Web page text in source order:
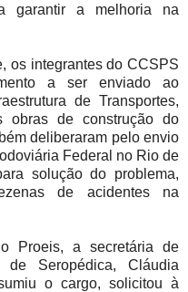
garantir a melhoria na
os integrantes do CCSPS
a ser enviado ao
de Transportes,
obras de construção do
deliberaram pelo envio
Federal no Rio de
solução do problema,
de acidentes na
Proeis, a secretária de
Seropédica, Cláudia
o cargo, solicitou à